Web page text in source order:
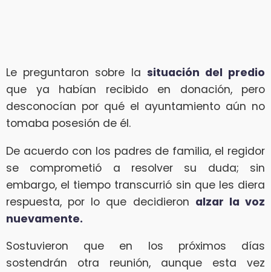
Le preguntaron sobre la situación del predio
que ya habían recibido en donación, pero
desconocían por qué el ayuntamiento aún no
tomaba posesión de él.
De acuerdo con los padres de familia, el regidor
se comprometió a resolver su duda; sin
embargo, el tiempo transcurrió sin que les diera
respuesta, por lo que decidieron alzar la voz
nuevamente.
Sostuvieron que en los próximos días
sostendrán otra reunión, aunque esta vez